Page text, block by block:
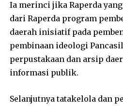
Ia merinci jika Raperda
dari Raperda program
daerah inisiatif pada
pembinaan ideologi
perpustakaan dan arsip
informasi publik.
Selanjutnya tatakelola dan